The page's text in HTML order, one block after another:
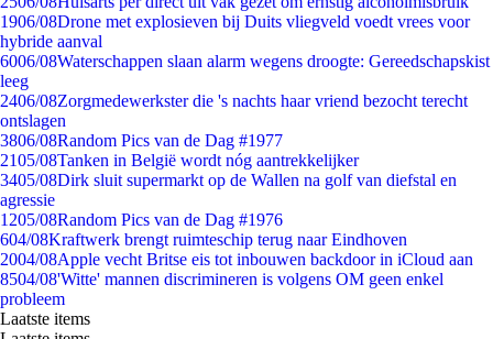
1906/08Drone met explosieven bij Duits vliegveld voedt vrees voor
hybride aanval
6006/08Waterschappen slaan alarm wegens droogte: Gereedschapskist
leeg
2406/08Zorgmedewerkster die 's nachts haar vriend bezocht terecht
ontslagen
3806/08Random Pics van de Dag #1977
2105/08Tanken in België wordt nóg aantrekkelijker
3405/08Dirk sluit supermarkt op de Wallen na golf van diefstal en
agressie
1205/08Random Pics van de Dag #1976
604/08Kraftwerk brengt ruimteschip terug naar Eindhoven
2004/08Apple vecht Britse eis tot inbouwen backdoor in iCloud aan
8504/08'Witte' mannen discrimineren is volgens OM geen enkel
probleem
Laatste items